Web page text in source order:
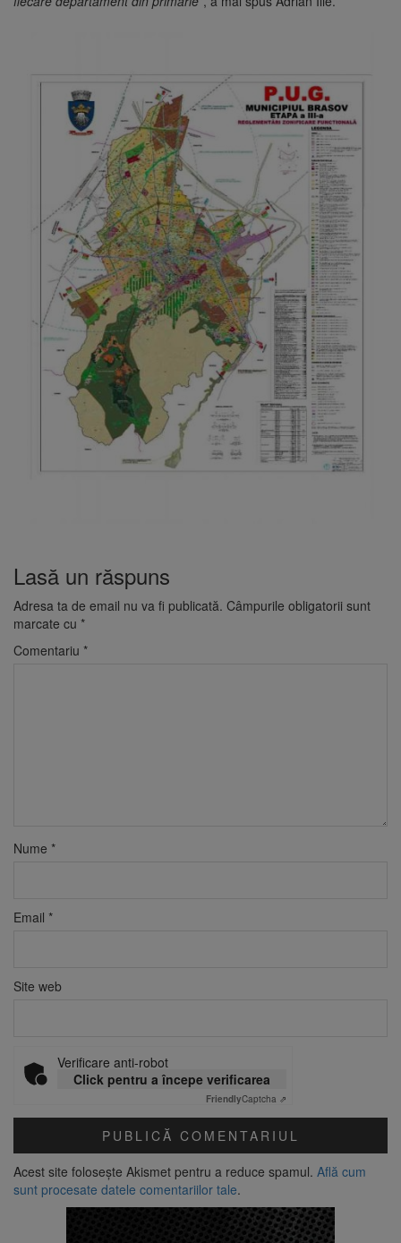
Lasă un răspuns
Adresa ta de email nu va fi publicată. Câmpurile obligatorii sunt
marcate cu *
Comentariu *
Nume *
Email *
Site web
Verificare anti-robot
Click pentru a începe verificarea
FriendlyCaptcha ⇗
Acest site folosește Akismet pentru a reduce spamul. Află cum
sunt procesate datele comentariilor tale.